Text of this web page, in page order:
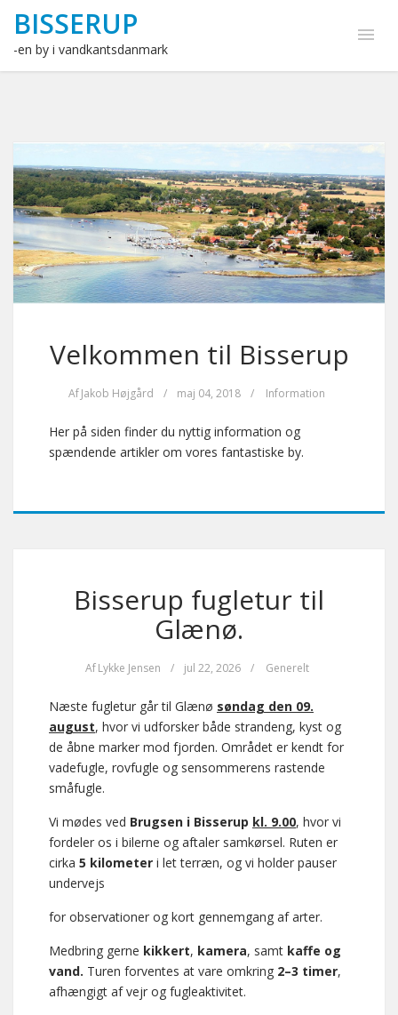
BISSERUP
-en by i vandkantsdanmark
Velkommen til Bisserup
AfJakob Højgård / maj 04, 2018 / Information
Her på siden finder du nyttig information og
spændende artikler om vores fantastiske by.
Bisserup fugletur til
Glænø.
Af Lykke Jensen / jul 22, 2026 / Generelt
Næste fugletur går til Glænø søndag den 09.
august, hvor vi udforsker både strandeng, kyst og
de åbne marker mod fjorden. Området er kendt for
vadefugle, rovfugle og sensommerens rastende
småfugle.
Vi mødes ved Brugsen i Bisserup kl. 9.00, hvor vi
fordeler os i bilerne og aftaler samkørsel. Ruten er
cirka 5 kilometer i let terræn, og vi holder pauser
undervejs
for observationer og kort gennemgang af arter.
Medbring gerne kikkert, kamera, samt kaffe og
vand. Turen forventes at vare omkring 2–3 timer,
afhængigt af vejr og fugleaktivitet.